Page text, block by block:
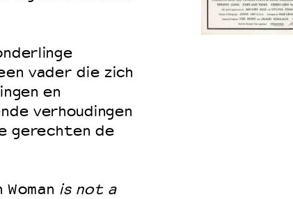
vader die zich
en
verhoudingen
gerechten de
is not a